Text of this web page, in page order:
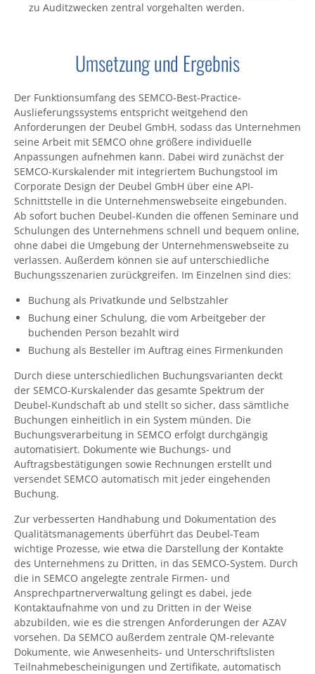
zu Audit­zwecken zentral vor­gehal­ten werden.
Umsetzung und Ergebnis
Der Funktionsumfang des SEMCO-Best-Practice-
Auslieferungssystems entspricht weitgehend den
Anforderungen der Deubel GmbH, sodass das Unternehmen
seine Arbeit mit SEMCO ohne größere individuelle
Anpassungen aufnehmen kann. Dabei wird zunächst der
SEMCO-Kurskalender mit integriertem Buchungstool im
Corporate Design der Deubel GmbH über eine API-
Schnittstelle in die Unternehmenswebseite eingebunden.
Ab sofort buchen Deubel-Kunden die offenen Seminare und
Schulungen des Unternehmens schnell und bequem online,
ohne dabei die Umgebung der Unternehmenswebseite zu
verlassen. Außerdem können sie auf unterschiedliche
Buchungsszenarien zurückgreifen. Im Einzelnen sind dies:
Buchung als Privatkunde und Selbstzahler
Buchung einer Schulung, die vom Arbeitgeber der
buchenden Person bezahlt wird
Buchung als Besteller im Auftrag eines Firmenkunden
Durch diese unterschiedlichen Buchungsvarianten deckt
der SEMCO-Kurskalender das gesamte Spektrum der
Deubel-Kundschaft ab und stellt so sicher, dass sämtliche
Buchungen einheitlich in ein System münden. Die
Buchungsverarbeitung in SEMCO erfolgt durchgängig
automatisiert. Dokumente wie Buchungs- und
Auftragsbestätigungen sowie Rechnungen erstellt und
versendet SEMCO automatisch mit jeder eingehenden
Buchung.
Zur verbesserten Handhabung und Dokumentation des
Qualitätsmanagements überführt das Deubel-Team
wichtige Prozesse, wie etwa die Darstellung der Kontakte
des Unternehmens zu Dritten, in das SEMCO-System. Durch
die in SEMCO angelegte zentrale Firmen- und
Ansprechpartnerverwaltung gelingt es dabei, jede
Kontaktaufnahme von und zu Dritten in der Weise
abzubilden, wie es die strengen Anforderungen der AZAV
vorsehen. Da SEMCO außerdem zentrale QM-relevante
Dokumente, wie Anwesenheits- und Unterschriftslisten
Teilnahmebescheinigungen und Zertifikate, automatisch